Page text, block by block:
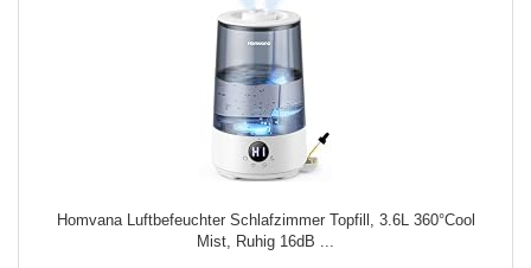
Homvana Luftbefeuchter Schlafzimmer Topfill, 3.6L 360°Cool
Mist, Ruhig 16dB ...